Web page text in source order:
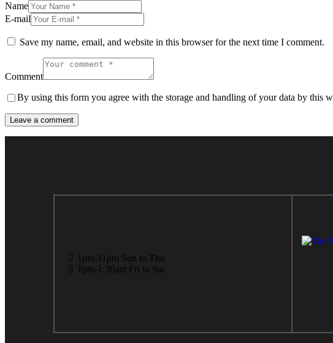
Name
E-mail
Save my name, email, and website in this browser for the next time I comment.
Comment
By using this form you agree with the storage and handling of your data by this
1pm-11pm Sun to Thu
1pm-1:30am Fri to Sat